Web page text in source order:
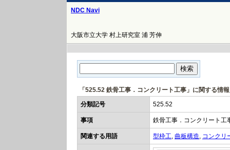
NDC Navi
大阪市立大学 村上研究室 浦 芳伸
「525.52 鉄骨工事．コンクリート工事」に関する情報
分類記号
525.52
事項 鉄骨工事．コンクリート工
関連する用語 型枠工, 曲板構造, コンクリ